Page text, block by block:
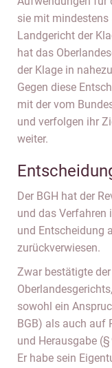
sie mit mindestens
Landgericht der
hat das
der Klage in
Gegen diese
mit der vom
und verfolgen ihr
weiter.
Der BGH hat der
und das Verfahren
und Entscheidung
zurückverwiesen.
Zwar bestätigte
sowohl ein
BGB) als auch auf
und Herausgabe
Er habe sein